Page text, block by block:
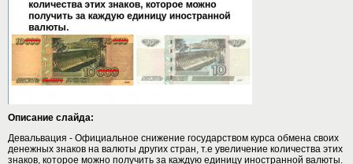
Описание слайда:
Девальвация - Официальное снижение государством курса обмена своих
денежных знаков на валюты других стран, т.е увеличение количества этих
знаков, которое можно получить за каждую единицу иностранной валюты.